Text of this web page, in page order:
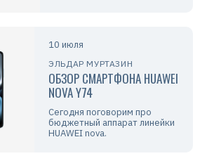
10 июля
ЭЛЬДАР МУРТАЗИН
ОБЗОР СМАРТФОНА HUAWEI
NOVA Y74
Сегодня поговорим про
бюджетный аппарат линейки
HUAWEI nova.